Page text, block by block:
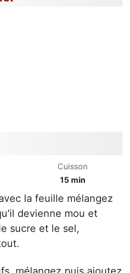
Cuisson
15 min
la feuille mélangez
devienne mou et
sucre et le sel,